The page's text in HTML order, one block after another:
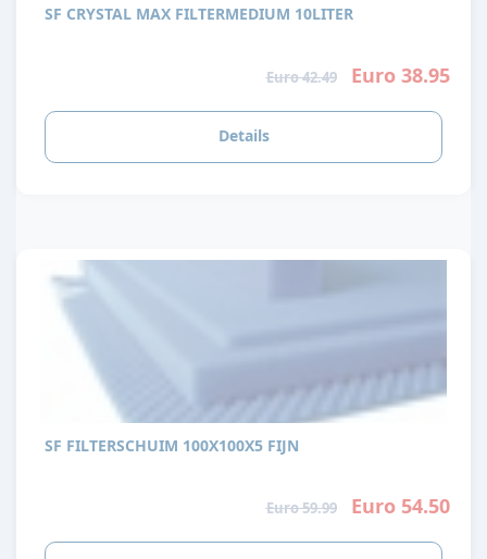
SF CRYSTAL MAX FILTERMEDIUM 10LITER
Euro 42.49 Euro 38.95
Details
SF FILTERSCHUIM 100X100X5 FIJN
Euro 59.99 Euro 54.50